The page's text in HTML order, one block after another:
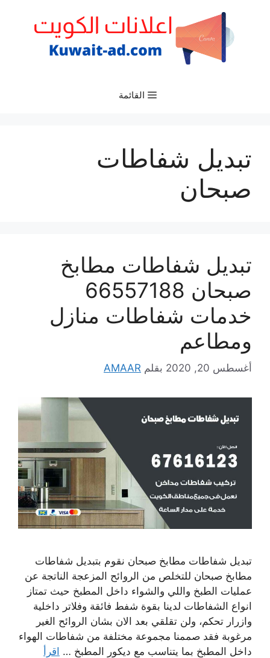
القائمة
تبديل شفاطات
صبحان
تبديل شفاطات مطابخ
صبحان 66557188
خدمات شفاطات منازل
ومطاعم
أغسطس 20, 2020 بقلم AMAAR
تبديل شفاطات مطابخ صبحان نقوم بتبديل شفاطات
مطابخ صبحان للتخلص من الروائح المزعجة الناتجة عن
عمليات الطبخ واللي والشواء داخل المطبخ حيث تمتاز
انواع الشفاطات لدينا بقوة شفط فائقة وفلاتر داخلية
وازرار تحكم، ولن تقلقي بعد الان بشان الروائح الغير
مرغوبة فقد صممنا مجموعة مختلفة من شفاطات الهواء
داخل المطبخ بما يتناسب مع ديكور المطبخ … اقرأ